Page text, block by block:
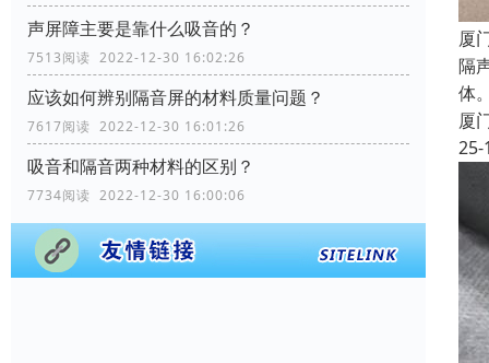
声屏障主要是靠什么吸音的？
7513阅读 2022-12-30 16:02:26
应该如何辨别隔音屏的材料质量问题？
7617阅读 2022-12-30 16:01:26
吸音和隔音两种材料的区别？
7734阅读 2022-12-30 16:00:06
厦
隔
体
厦
25-